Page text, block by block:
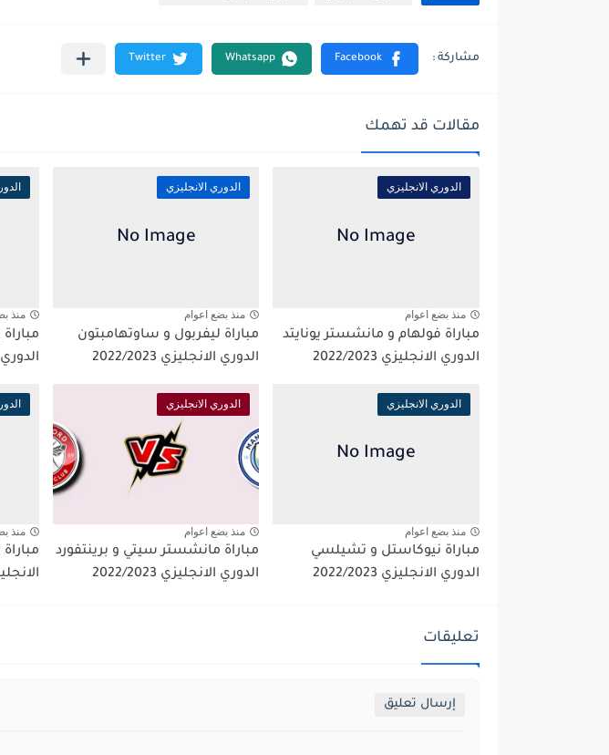
مقالات قد تهمك
الدوري الانجليزي
منذ بضع اعوام
مباراة فولهام و مانشستر يونايتد
الدوري الانجليزي 2022/2023
الدوري الانجليزي
منذ بضع اعوام
مباراة ليفربول و ساوتهامبتون
الدوري الانجليزي 2022/2023
منذ
الدوري
الدوري الانجليزي
منذ بضع اعوام
مباراة نيوكاستل و تشيلسي
الدوري الانجليزي 2022/2023
الدوري الانجليزي
منذ بضع اعوام
مباراة مانشستر سيتي و برينتفورد
الدوري الانجليزي 2022/2023
منذ
الانجليزي
تعليقات
إرسال تعليق